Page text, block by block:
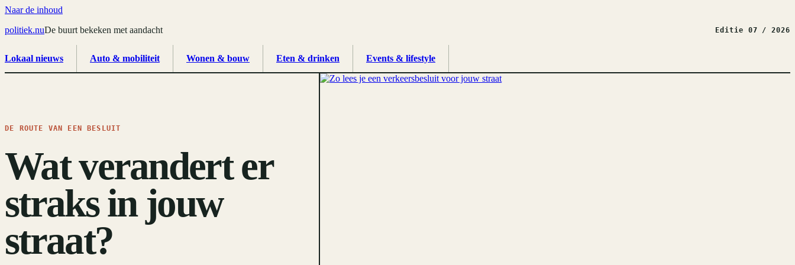
Naar de inhoud
politiek.nuDe buurt bekeken met aandacht Editie 07 / 2026
Lokaal nieuws Auto & mobiliteit Wonen & bouw Eten & drinken Events & lifestyle
DE ROUTE VAN EEN BESLUIT
Wat verandert er
straks in jouw
straat?